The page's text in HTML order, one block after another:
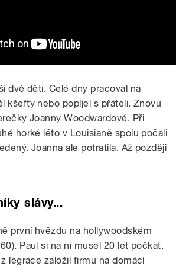
dvě děti. Celé dny pracoval na
kšefty nebo popíjel s přáteli. Znovu
Joanny Woodwardové. Při
horké léto v Louisianě spolu počali
Joanna ale potratila. Až později
slávy...
první hvězdu na hollywoodském
Paul si na ni musel 20 let počkat.
legrace založil firmu na domácí